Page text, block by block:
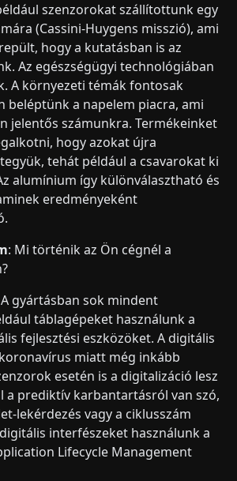
szenzorokat szállítottunk egy
(Cassini-Huygens misszió), ami
hogy a kutatásban is az
Az egészségügyi technológiában
A környezeti témák fontosak
beléptünk a napelem piacra, ami
jelentős számunkra. Termékeinket
hogy azokat újra
tehát például a csavarokat ki
alumínium így különválasztható és
eredményeként
: Mi történik az Ön cégnél a
gyártásban sok mindent
táblagépeket használunk a
fejlesztési eszközöket. A digitális
miatt még inkább
esetén is a digitalizáció lesz
a prediktív karbantartásról van szó,
lekérdezés vagy a ciklusszám
interfészeket használunk a
Lifecycle Management